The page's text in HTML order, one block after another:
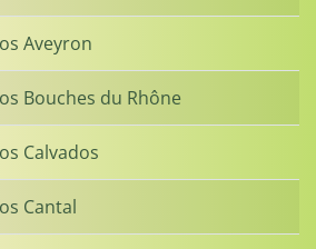
Aveyron
Bouches du Rhône
Calvados
Cantal